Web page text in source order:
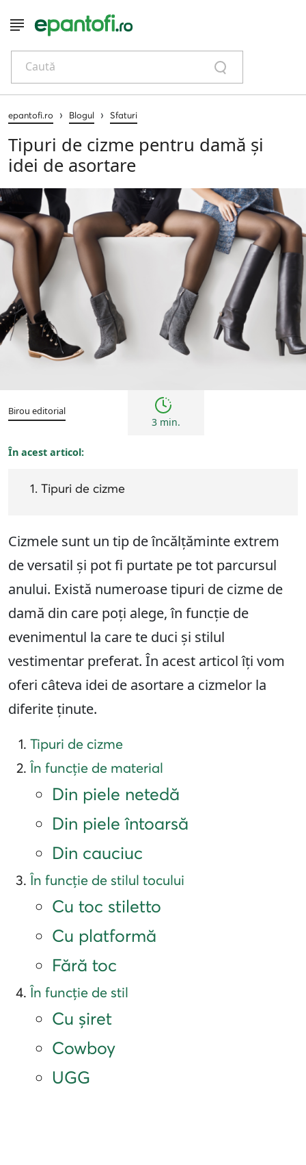
Caută
epantofi.ro › Blogul › Sfaturi
Tipuri de cizme pentru damă și
idei de asortare
Birou editorial
3 min.
În acest articol:
Tipuri de cizme
Cizmele sunt un tip de încălțăminte extrem
de versatil și pot fi purtate pe tot parcursul
anului. Există numeroase tipuri de cizme de
damă din care poți alege, în funcție de
evenimentul la care te duci și stilul
vestimentar preferat. În acest articol îți vom
oferi câteva idei de asortare a cizmelor la
diferite ținute.
Tipuri de cizme
În funcție de material
Din piele netedă
Din piele întoarsă
Din cauciuc
În funcție de stilul tocului
Cu toc stiletto
Cu platformă
Fără toc
În funcție de stil
Cu șiret
Cowboy
UGG